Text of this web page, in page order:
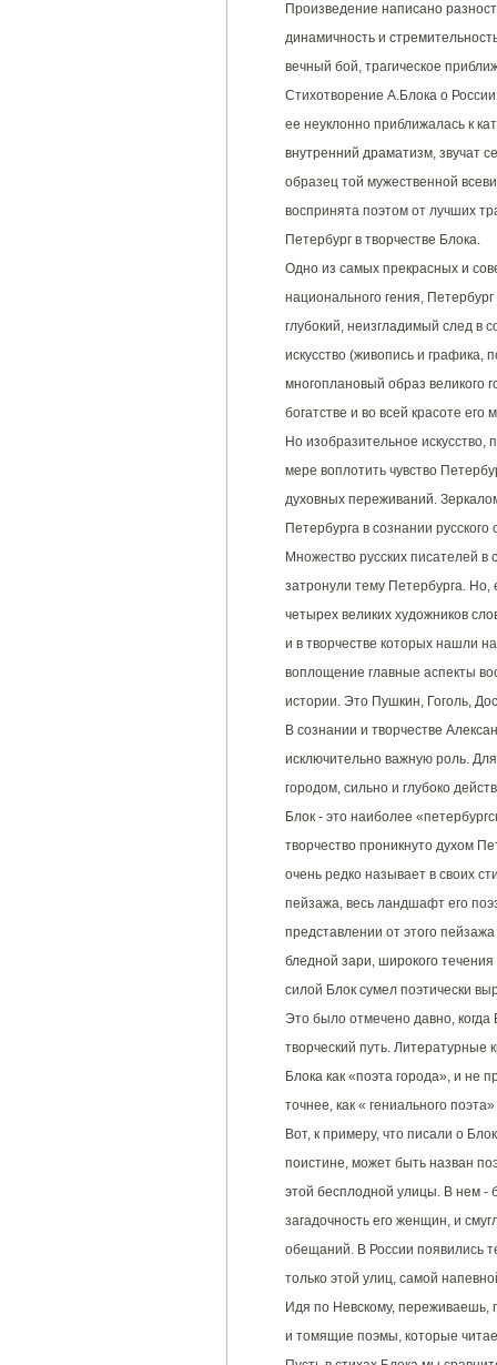
Произведение написано
динамичность и
вечный бой, трагическое
Стихотворение А.Блока о
ее неуклонно приближалась к
внутренний драматизм, звучат
образец той мужественной
воспринята поэтом от лучших
Петербург в творчестве Блока.
Одно из самых прекрасных и
национального гения,
глубокий, неизгладимый след в
искусство (живопись и
многоплановый образ великого
богатстве и во всей красоте
Но изобразительное
мере воплотить чувство
духовных переживаний.
Петербурга в сознании
Множество русских писателей в
затронули тему Петербурга. Но,
четырех великих художников
и в творчестве которых нашли
воплощение главные аспекты
истории. Это Пушкин, Гоголь,
В сознании и творчестве
исключительно важную роль.
городом, сильно и глубоко
Блок - это наиболее
творчество проникнуто духом
очень редко называет в своих
пейзажа, весь ландшафт его
представлении от этого
бледной зари, широкого
силой Блок сумел поэтически
Это было отмечено давно, когда
творческий путь. Литературные
Блока как «поэта города», и не
точнее, как « гениального
Вот, к примеру, что писали о
поистине, может быть назван
этой бесплодной улицы. В нем -
загадочность его женщин, и
обещаний. В России появились
только этой улиц, самой
Идя по Невскому,
и томящие поэмы, которые